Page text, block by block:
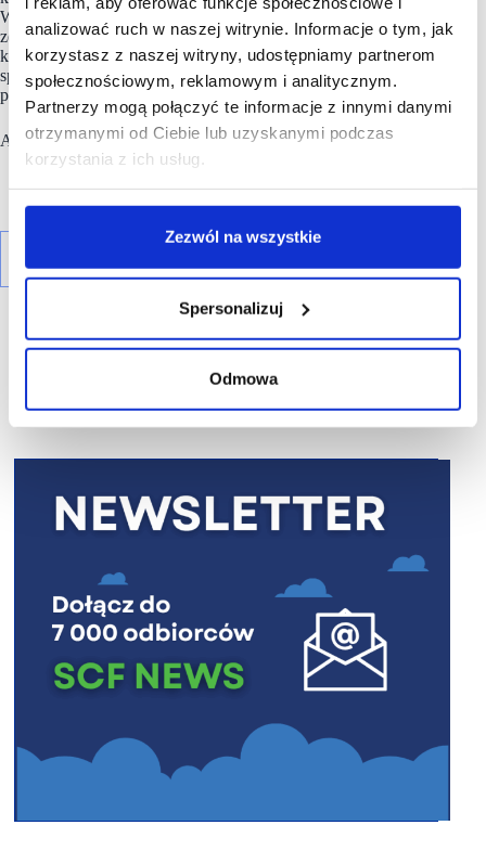
analizować ruch w naszej witrynie. Informacje o tym, jak
korzystasz z naszej witryny, udostępniamy partnerom
społecznościowym, reklamowym i analitycznym.
Partnerzy mogą połączyć te informacje z innymi danymi
otrzymanymi od Ciebie lub uzyskanymi podczas
korzystania z ich usług.
Zezwól na wszystkie
Spersonalizuj
Odmowa
Wszyscy zarejestrowani uczestnicy Forum mogą korzystać
ze specjalnego systemu do umawiania spotkań i nawiązywania
kontaktów biznesowych. Dzięki niemu będzie można w łatwy
sposób umówić się na spotkania z innymi wystawcami,
partnerami czy prelegentami.
Avy wziąć udział w #scf2025fall kliknijTUTAJ